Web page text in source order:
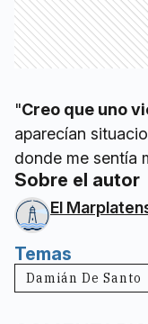
"Creo que uno
aparecían
donde me sentía
Sobre el autor
El
Temas
Damián De Santo